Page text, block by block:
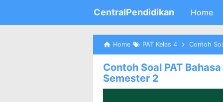
CentralPendidikan Home
Home PAT Kelas 4 Contoh
Contoh Soal PAT
Semester 2